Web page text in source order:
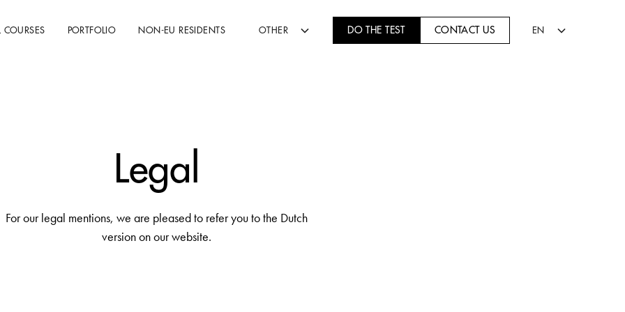
COURSES PORTFOLIO NON-EU RESIDENTS OTHER DO THE TEST CONTACT US EN
Legal
For our legal mentions, we are pleased to refer you to the Dutch
version on our website.